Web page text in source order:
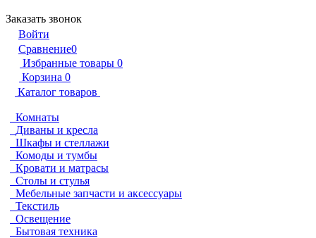
Заказать звонок
Войти
Сравнение0
Избранные товары 0
Корзина 0
Каталог товаров
Комнаты
Диваны и кресла
Шкафы и стеллажи
Комоды и тумбы
Кровати и матрасы
Столы и стулья
Мебельные запчасти и аксессуары
Текстиль
Освещение
Бытовая техника